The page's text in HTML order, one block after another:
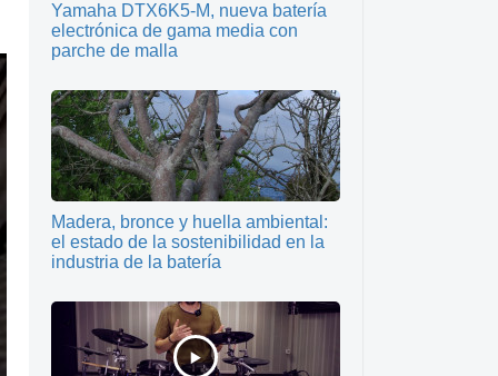
Yamaha DTX6K5-M, nueva batería
electrónica de gama media con
parche de malla
Madera, bronce y huella ambiental:
el estado de la sostenibilidad en la
industria de la batería